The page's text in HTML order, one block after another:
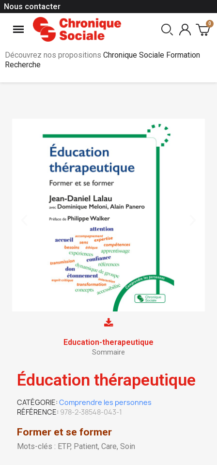
Nous contacter
Découvrez nos propositions Chronique Sociale Formation
Recherche
Education-therapeutique
Sommaire
Éducation thérapeutique
CATÉGORIE Comprendre les personnes
RÉFÉRENCE 978-2-38548-043-1
Former et se former
Mots-clés : ETP, Patient, Care, Soin